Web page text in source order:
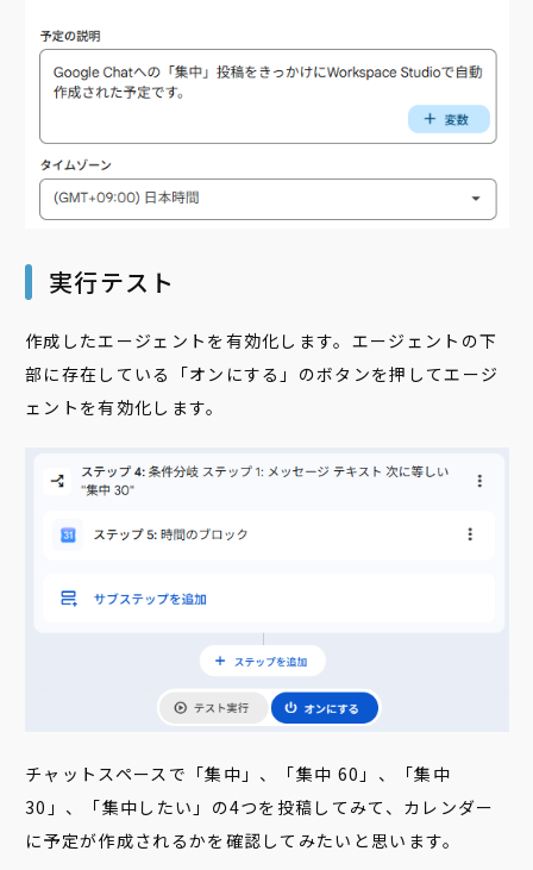
実行テスト
作成したエージェントを有効化します。エージェントの下
部に存在している「オンにする」のボタンを押してエージ
ェントを有効化します。
チャットスペースで「集中」、「集中 60」、「集中
30」、「集中したい」の4つを投稿してみて、カレンダー
に予定が作成されるかを確認してみたいと思います。